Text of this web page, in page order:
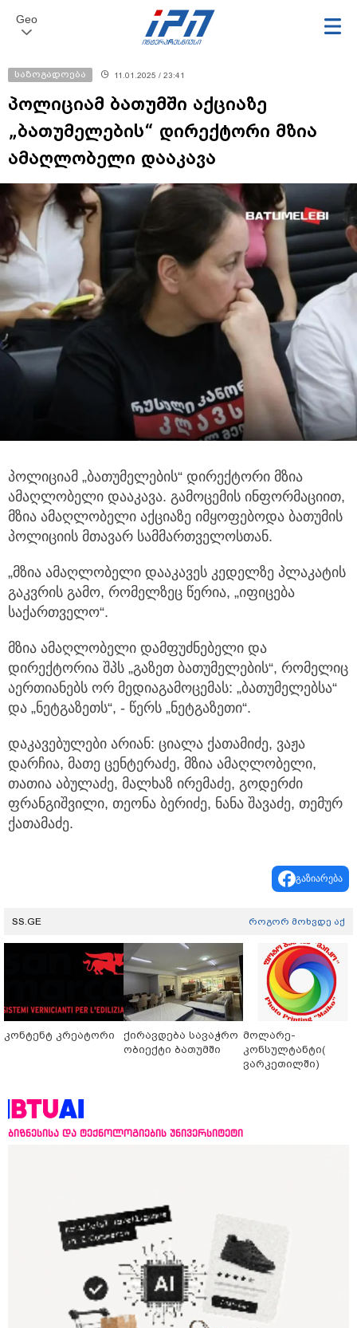
Geo
საზოგადოება 11.01.2025 / 23:41
პოლიციამ ბათუმში აქციაზე
„ბათუმელების“ დირექტორი მზია
ამაღლობელი დააკავა
პოლიციამ „ბათუმელების“ დირექტორი მზია
ამაღლობელი დააკავა. გამოცემის ინფორმაციით,
მზია ამაღლობელი აქციაზე იმყოფებოდა ბათუმის
პოლიციის მთავარ სამმართველოსთან.
„მზია ამაღლობელი დააკავეს კედელზე პლაკატის
გაკვრის გამო, რომელზეც წერია, „იფიცება
საქართველო“.
მზია ამაღლობელი დამფუძნებელი და
დირექტორია შპს „გაზეთ ბათუმელების“, რომელიც
აერთიანებს ორ მედიაგამოცემას: „ბათუმელებსა“
და „ნეტგაზეთს“, - წერს „ნეტგაზეთი“.
დაკავებულები არიან: ციალა ქათამიძე, ვაჟა
დარჩია, მათე ცენტერაძე, მზია ამაღლობელი,
თათია აბულაძე, მალხაზ ირემაძე, გოდერძი
ფრანგიშვილი, თეონა ბერიძე, ნანა შავაძე, თემურ
ქათამაძე.
გაზიარება
SS.GE როგორ მოხვდე აქ
კონტენტ კრეატორი
ქირავდება სავაჭრო
ობიექტი ბათუმში
მოლარე-
კონსულტანტი(
ვარკეთილში)
ბიზნესისა და ტექნოლოგიების უნივერსიტეტი